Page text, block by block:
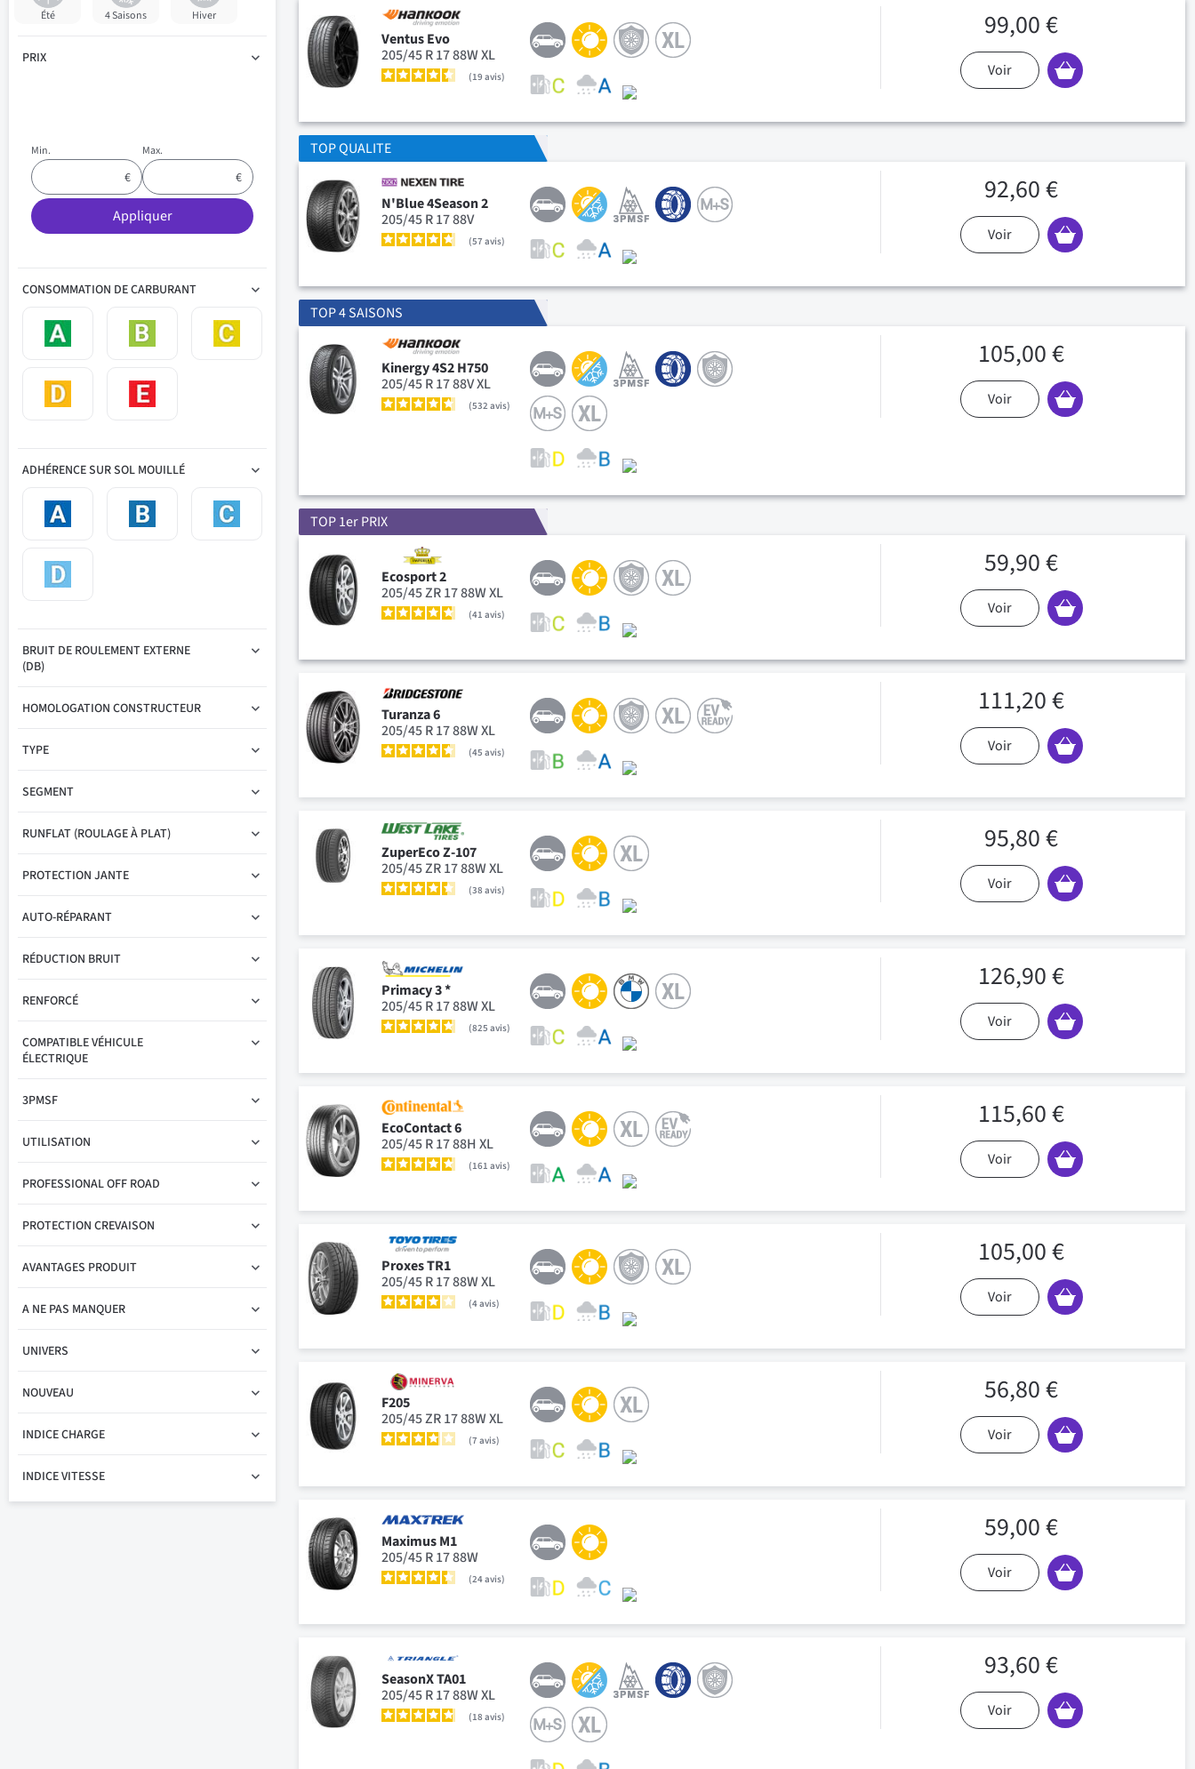
Ventus Evo
205/45 R 17 88W XL
19avis
99,00 €
Voir
TOP QUALITE
N'Blue 4Season 2
205/45 R 17 88V
57avis
92,60 €
Voir
TOP 4 SAISONS
Kinergy 4S2 H750
205/45 R 17 88V XL
532avis
105,00 €
Voir
TOP 1er PRIX
Ecosport 2
205/45 ZR 17 88W XL
41avis
59,90 €
Voir
Turanza 6
205/45 R 17 88W XL
45avis
111,20 €
Voir
ZuperEco Z-107
205/45 ZR 17 88W XL
38avis
95,80 €
Voir
Primacy 3 *
205/45 R 17 88W XL
825avis
126,90 €
Voir
EcoContact 6
205/45 R 17 88H XL
161avis
115,60 €
Voir
Proxes TR1
205/45 R 17 88W XL
4avis
105,00 €
Voir
F205
205/45 ZR 17 88W XL
7avis
56,80 €
Voir
Maximus M1
205/45 R 17 88W
24avis
59,00 €
Voir
SeasonX TA01
205/45 R 17 88W XL
18avis
93,60 €
Voir
Été 4 Saisons Hiver
PRIX
Min. Max.
Appliquer
CONSOMMATION DE CARBURANT
ADHÉRENCE SUR SOL MOUILLÉ
BRUIT DE ROULEMENT EXTERNE
(DB)
HOMOLOGATION CONSTRUCTEUR
TYPE
SEGMENT
RUNFLAT (ROULAGE À PLAT)
PROTECTION JANTE
AUTO-RÉPARANT
RÉDUCTION BRUIT
RENFORCÉ
COMPATIBLE VÉHICULE
ÉLECTRIQUE
3PMSF
UTILISATION
PROFESSIONAL OFF ROAD
PROTECTION CREVAISON
AVANTAGES PRODUIT
A NE PAS MANQUER
UNIVERS
NOUVEAU
INDICE CHARGE
INDICE VITESSE